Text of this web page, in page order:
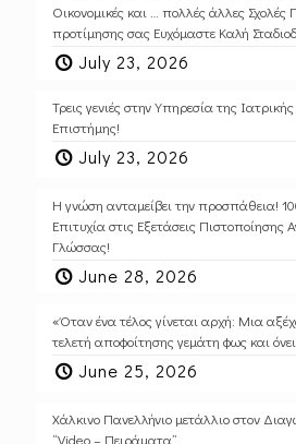
Οικονομικές και … πολλές άλλες
προτίμησης σας Ευχόμαστε Καλή
July 23, 2026
Τρεις γενιές στην Υπηρεσία της Ιατρικής
Επιστήμης!
July 23, 2026
Η γνώση ανταμείβει την προσπάθεια!
Επιτυχία στις Εξετάσεις Πιστοποίησης
Γλώσσας!
June 28, 2026
«Όταν ένα τέλος γίνεται αρχή: Μια
τελετή αποφοίτησης γεμάτη φως και
June 25, 2026
Χάλκινο Πανελλήνιο μετάλλιο στον
“Video – Πειράματα”.